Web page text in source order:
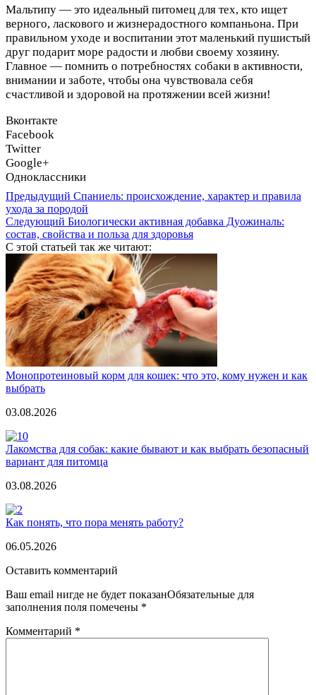
Мальтипу — это идеальный питомец для тех, кто ищет
верного, ласкового и жизнерадостного компаньона. При
правильном уходе и воспитании этот маленький пушистый
друг подарит море радости и любви своему хозяину.
Главное — помнить о потребностях собаки в активности,
внимании и заботе, чтобы она чувствовала себя
счастливой и здоровой на протяжении всей жизни!
Вконтакте
Facebook
Twitter
Google+
Одноклассники
Предыдущий Спаниель: происхождение, характер и правила
ухода за породой
Следующий Биологически активная добавка Дуожиналь:
состав, свойства и польза для здоровья
С этой статьей так же читают:
Монопротеиновый корм для кошек: что это, кому нужен и как
выбрать
03.08.2026
Лакомства для собак: какие бывают и как выбрать безопасный
вариант для питомца
03.08.2026
Как понять, что пора менять работу?
06.05.2026
Оставить комментарий
Ваш email нигде не будет показанОбязательные для
заполнения поля помечены *
Комментарий *